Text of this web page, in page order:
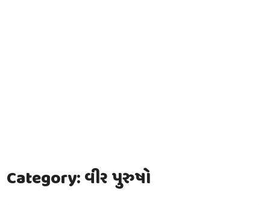
Category:વીર પુરુષો